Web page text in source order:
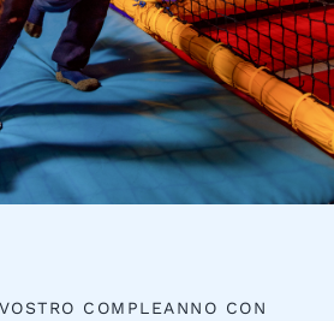
COMPLEANNO CON